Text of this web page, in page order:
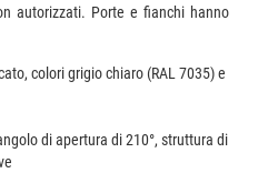
autorizzati. Porte e fianchi hanno
colori grigio chiaro (RAL 7035) e
di apertura di 210°, struttura di